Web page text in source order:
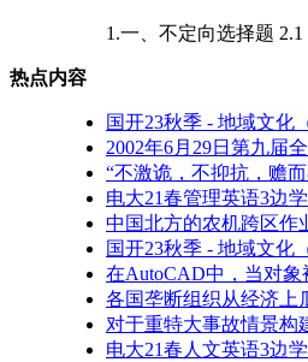
1.一、不定向选择题
热点内容
国开23秋季 - 地域文化
2002年6月29日第九届
“不激诡，不抑抗，赡
电大21春管理英语3边
中国北方的农机跨区作
国开23秋季 - 地域文化
在AutoCAD中，当对象
各国垄断组织从经济上
对于重特大事故情景构
电大21春人文英语3边